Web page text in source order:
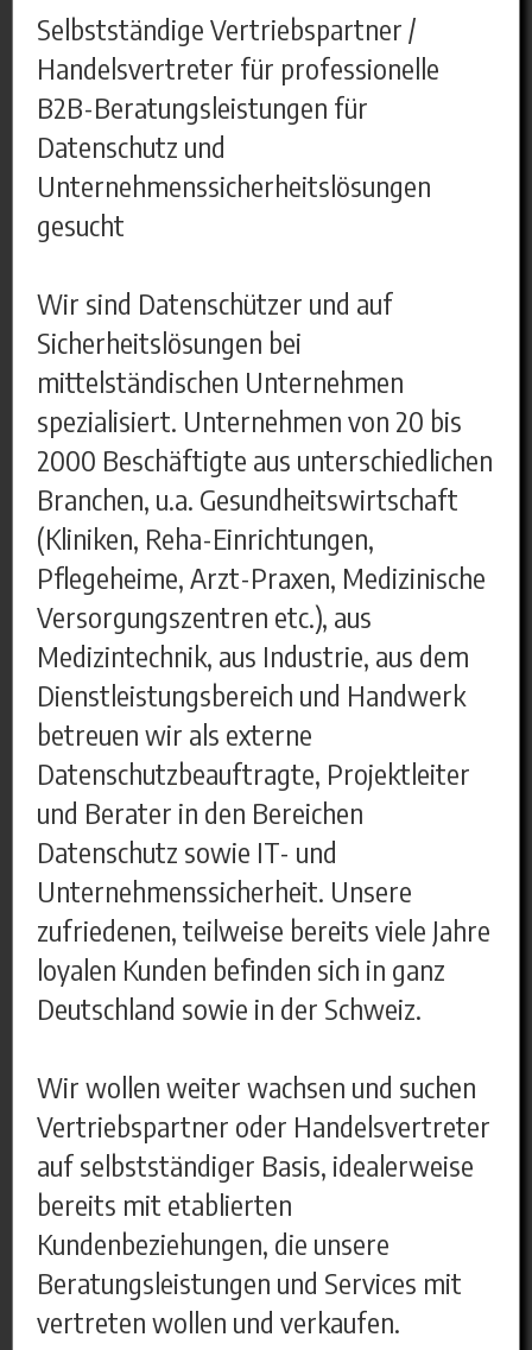
Selbstständige Vertriebspartner /
Handelsvertreter für professionelle
B2B-Beratungsleistungen für
Datenschutz und
Unternehmenssicherheitslösungen
gesucht
Wir sind Datenschützer und auf
Sicherheitslösungen bei
mittelständischen Unternehmen
spezialisiert. Unternehmen von 20 bis
2000 Beschäftigte aus unterschiedlichen
Branchen, u.a. Gesundheitswirtschaft
(Kliniken, Reha-Einrichtungen,
Pflegeheime, Arzt-Praxen, Medizinische
Versorgungszentren etc.), aus
Medizintechnik, aus Industrie, aus dem
Dienstleistungsbereich und Handwerk
betreuen wir als externe
Datenschutzbeauftragte, Projektleiter
und Berater in den Bereichen
Datenschutz sowie IT- und
Unternehmenssicherheit. Unsere
zufriedenen, teilweise bereits viele Jahre
loyalen Kunden befinden sich in ganz
Deutschland sowie in der Schweiz.
Wir wollen weiter wachsen und suchen
Vertriebspartner oder Handelsvertreter
auf selbstständiger Basis, idealerweise
bereits mit etablierten
Kundenbeziehungen, die unsere
Beratungsleistungen und Services mit
vertreten wollen und verkaufen.